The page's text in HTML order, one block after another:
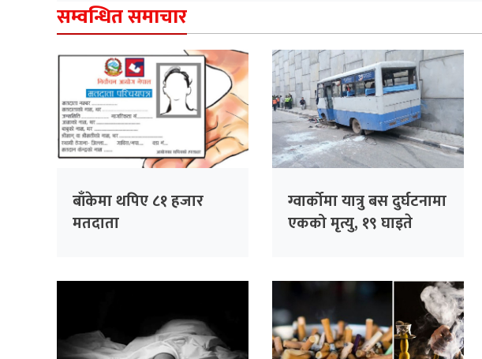
सम्वन्धित समाचार
बाँकेमा थपिए ८१ हजार
मतदाता
ग्वार्कोमा यात्रु बस दुर्घटनामा
एकको मृत्यु, १९ घाइते